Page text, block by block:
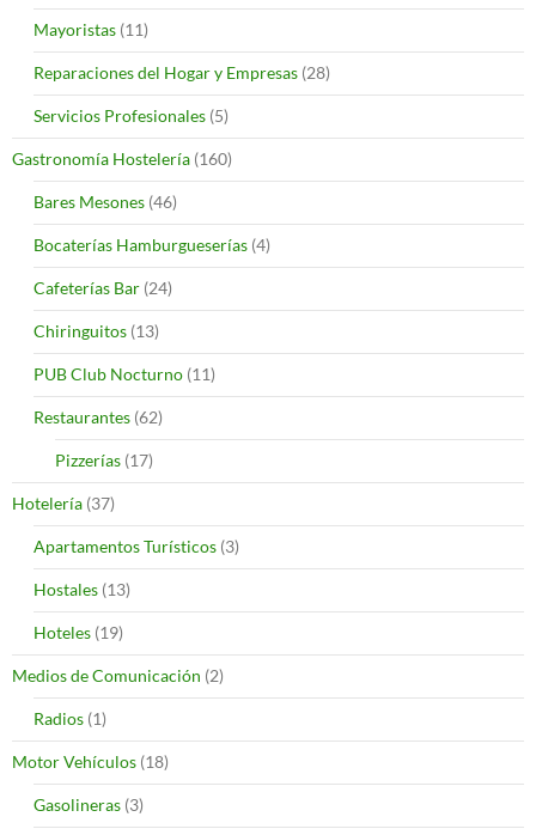
Mayoristas (11)
Reparaciones del Hogar y Empresas (28)
Servicios Profesionales (5)
Gastronomía Hostelería (160)
Bares Mesones (46)
Bocaterías Hamburgueserías (4)
Cafeterías Bar (24)
Chiringuitos (13)
PUB Club Nocturno (11)
Restaurantes (62)
Pizzerías (17)
Hotelería (37)
Apartamentos Turísticos (3)
Hostales (13)
Hoteles (19)
Medios de Comunicación (2)
Radios (1)
Motor Vehículos (18)
Gasolineras (3)